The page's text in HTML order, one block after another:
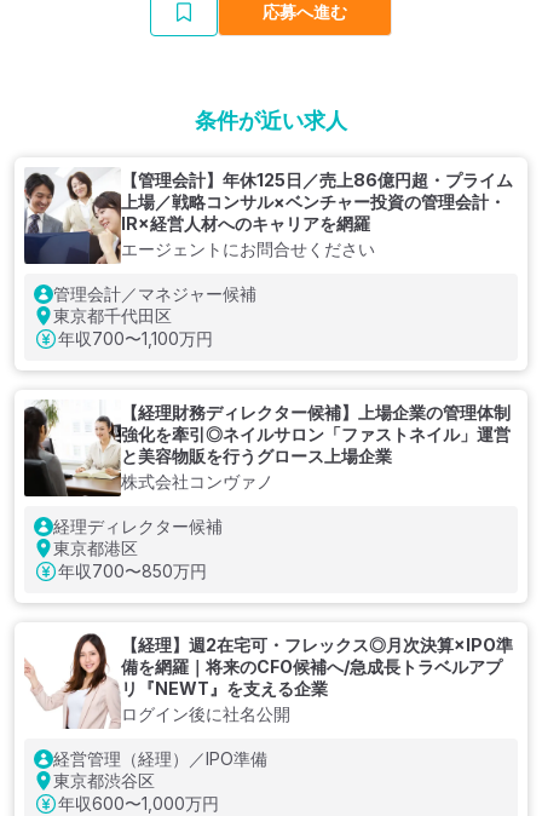
応募へ進む
条件が近い求人
【管理会計】年休125日／売上86億円超・プライム
上場／戦略コンサル×ベンチャー投資の管理会計・
IR×経営人材へのキャリアを網羅
エージェントにお問合せください
管理会計／マネジャー候補
東京都千代田区
年収700〜1,100万円
【経理財務ディレクター候補】上場企業の管理体制
強化を牽引◎ネイルサロン「ファストネイル」運営
と美容物販を行うグロース上場企業
株式会社コンヴァノ
経理ディレクター候補
東京都港区
年収700〜850万円
【経理】週2在宅可・フレックス◎月次決算×IPO準
備を網羅｜将来のCFO候補へ/急成長トラベルアプ
リ『NEWT』を支える企業
ログイン後に社名公開
経営管理（経理）／IPO準備
東京都渋谷区
年収600〜1,000万円